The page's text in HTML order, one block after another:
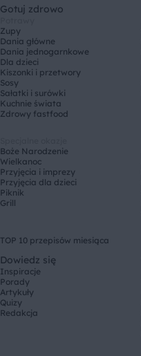
Gotuj zdrowo
Zupy
Dania główne
Dania jednogarnkowe
Dla dzieci
Kiszonki i przetwory
Sosy
Sałatki i surówki
Kuchnie świata
Zdrowy fastfood
Boże Narodzenie
Wielkanoc
Przyjęcia i imprezy
Przyjęcia dla dzieci
Piknik
Grill
TOP 10 przepisów miesiąca
Dowiedz się
Inspiracje
Porady
Artykuły
Quizy
Redakcja